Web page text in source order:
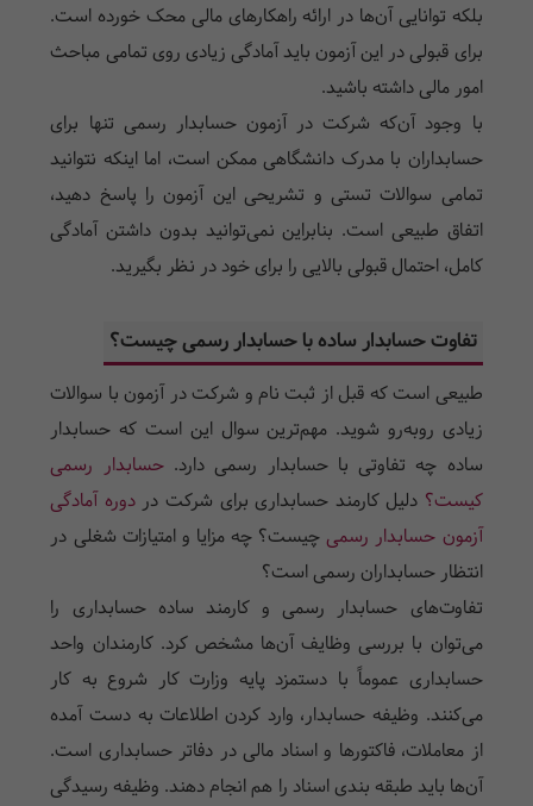
بلکه توانایی آن‌ها در ارائه راهکارهای مالی محک خورده است.
برای قبولی در این آزمون باید آمادگی زیادی روی تمامی مباحث
امور مالی داشته باشید.
با وجود آن‌که شرکت در آزمون حسابدار رسمی تنها برای
حسابداران با مدرک دانشگاهی ممکن است، اما اینکه نتوانید
تمامی سوالات تستی و تشریحی این آزمون را پاسخ دهید،
اتفاق طبیعی است. بنابراین نمی‌توانید بدون داشتن آمادگی
کامل، احتمال قبولی بالایی را برای خود در نظر بگیرید.
تفاوت حسابدار ساده با حسابدار رسمی چیست؟
طبیعی است که قبل از ثبت نام و شرکت در آزمون با سوالات
زیادی روبه‌رو شوید. مهم‌ترین سوال این است که حسابدار
ساده چه تفاوتی با حسابدار رسمی دارد.حسابدار رسمی
کیست؟ دلیل کارمند حسابداری برای شرکت دردوره آمادگی
آزمون حسابدار رسمی چیست؟ چه مزایا و امتیازات شغلی در
انتظار حسابداران رسمی است؟
تفاوت‌های حسابدار رسمی و کارمند ساده حسابداری را
می‌توان با بررسی وظایف آن‌ها مشخص کرد. کارمندان واحد
حسابداری عموماً با دستمزد پایه وزارت کار شروع به کار
می‌کنند. وظیفه حسابدار، وارد کردن اطلاعات به دست آمده
از معاملات، فاکتورها و اسناد مالی در دفاتر حسابداری است.
آن‌ها باید طبقه بندی اسناد را هم انجام دهند. وظیفه رسیدگی